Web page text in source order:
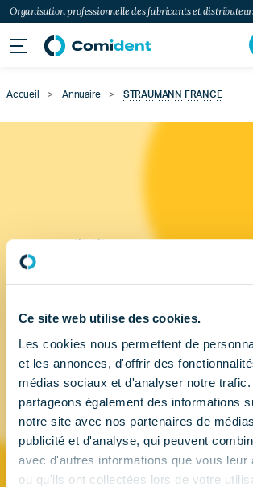
Ce site web utilise des cookies.
Les cookies nous permettent de
et les annonces, d'offrir des
médias sociaux et d'analyser notre trafic.
partageons également des informations
notre site avec nos partenaires de
publicité et d'analyse, qui peuvent
avec d'autres informations que vous leur
ou qu'ils ont collectées lors de votre
Organisation professionnelle des fabricants et
Accueil > Annuaire > STRAUMANN FRANCE
FRANCE